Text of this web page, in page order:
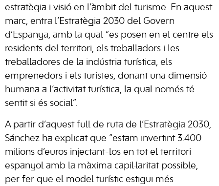
estratègia i visió en l’àmbit del turisme. En aquest
marc, entra l’Estratègia 2030 del Govern
d’Espanya, amb la qual “es posen en el centre els
residents del territori, els treballadors i les
treballadores de la indústria turística, els
emprenedors i els turistes, donant una dimensió
humana a l’activitat turística, la qual només té
sentit si és social”.
A partir d’aquest full de ruta de l’Estratègia 2030,
Sánchez ha explicat que “estam invertint 3.400
milions d’euros injectant-los en tot el territori
espanyol amb la màxima capil·laritat possible,
per fer que el model turístic estigui més